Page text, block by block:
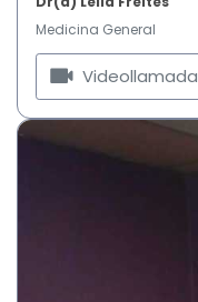
Medicina General
Videollamada